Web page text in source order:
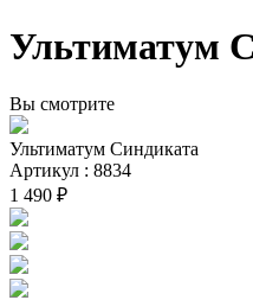
Ультиматум
Вы смотрите
Ультиматум Синдиката
Артикул : 8834
1 490 ₽